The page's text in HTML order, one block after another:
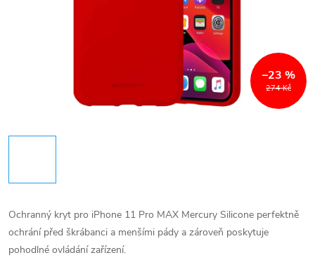
274 Kč
–23 %
Ochranný kryt pro iPhone 11 Pro MAX Mercury Silicone perfektně
ochrání před škrábanci a menšími pády a zároveň poskytuje
pohodlné ovládání zařízení.